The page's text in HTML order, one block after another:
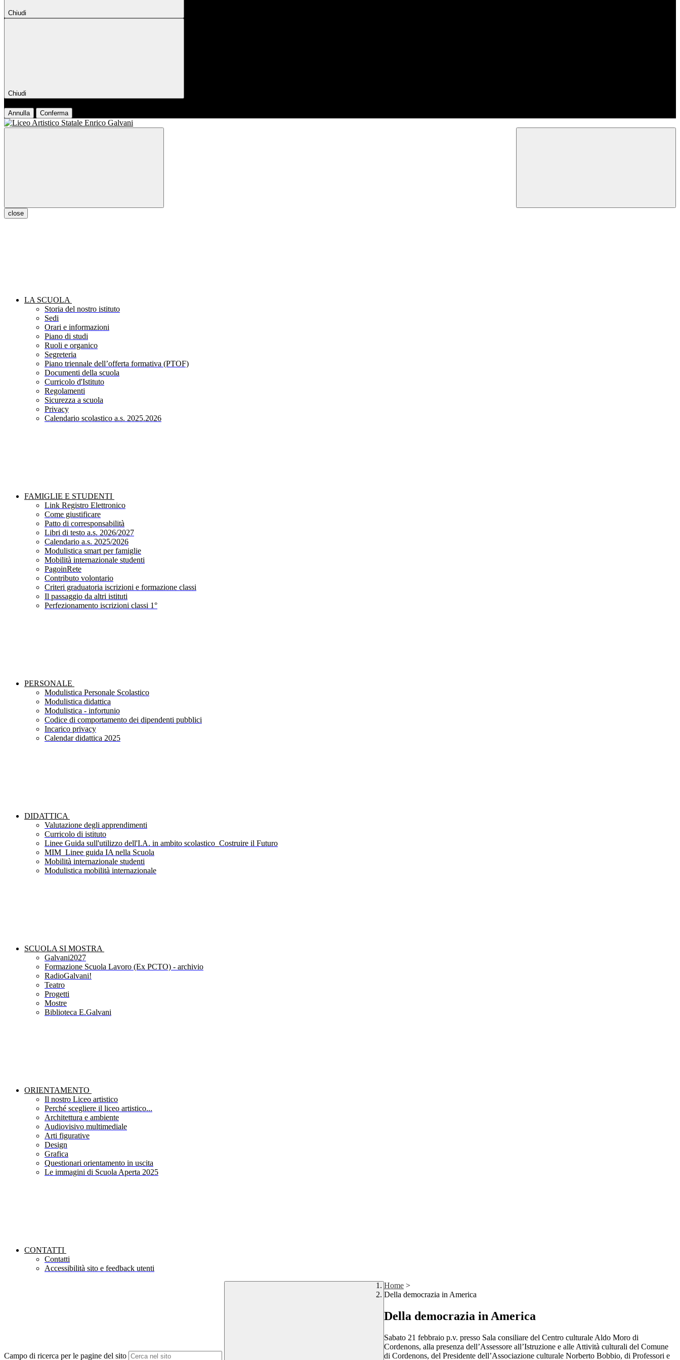
Chiudi
Chiudi
Annulla Conferma
close
LA SCUOLA
Storia del nostro istituto
Sedi
Orari e informazioni
Piano di studi
Ruoli e organico
Segreteria
Piano triennale dell’offerta formativa (PTOF)
Documenti della scuola
Curricolo d'Istituto
Regolamenti
Sicurezza a scuola
Privacy
Calendario scolastico a.s. 2025.2026
FAMIGLIE E STUDENTI
Link Registro Elettronico
Come giustificare
Patto di corresponsabilità
Libri di testo a.s. 2026/2027
Calendario a.s. 2025/2026
Modulistica smart per famiglie
Mobilità internazionale studenti
PagoinRete
Contributo volontario
Criteri graduatoria iscrizioni e formazione classi
Il passaggio da altri istituti
Perfezionamento iscrizioni classi 1°
PERSONALE
Modulistica Personale Scolastico
Modulistica didattica
Modulistica - infortunio
Codice di comportamento dei dipendenti pubblici
Incarico privacy
Calendar didattica 2025
DIDATTICA
Valutazione degli apprendimenti
Curricolo di istituto
Linee Guida sull'utilizzo dell'I.A. in ambito scolastico_Costruire il Futuro
MIM_Linee guida IA nella Scuola
Mobilità internazionale studenti
Modulistica mobilità internazionale
SCUOLA SI MOSTRA
Galvani2027
Formazione Scuola Lavoro (Ex PCTO) - archivio
RadioGalvani!
Teatro
Progetti
Mostre
Biblioteca E.Galvani
ORIENTAMENTO
Il nostro Liceo artistico
Perché scegliere il liceo artistico...
Architettura e ambiente
Audiovisivo multimediale
Arti figurative
Design
Grafica
Questionari orientamento in uscita
Le immagini di Scuola Aperta 2025
CONTATTI
Contatti
Accessibilità sito e feedback utenti
Campo di ricerca per le pagine del sito
Home >
Della democrazia in America
Della democrazia in America
Sabato 21 febbraio p.v. presso Sala consiliare del Centro culturale Aldo Moro di
Cordenons, alla presenza dell’Assessore all’Istruzione e alle Attività culturali del Comune
di Cordenons, del Presidente dell’Associazione culturale Norberto Bobbio, di Professori e